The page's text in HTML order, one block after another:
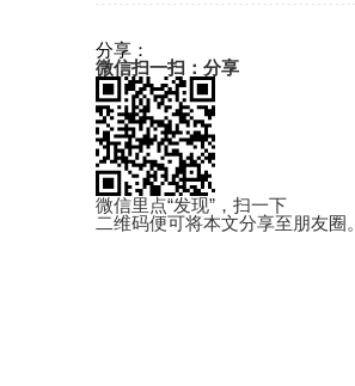
分享：
微信扫一扫：分享
微信里点“发现”，扫一下
二维码便可将本文分享至朋友圈。